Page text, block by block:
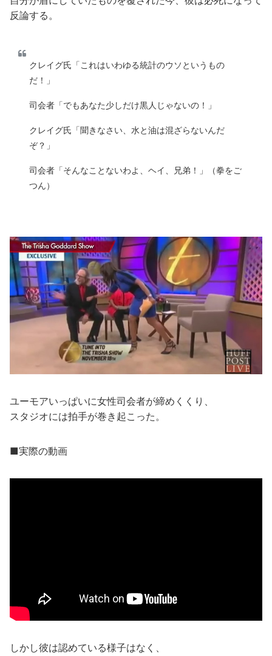
反論する。
クレイグ氏「これはいわゆる統計のウソというもの
だ！」
司会者「でもあなた少しだけ黒人じゃないの！」
クレイグ氏「聞きなさい、水と油は混ざらないんだ
ぞ？」
司会者「そんなことないわよ、ヘイ、兄弟！」（拳をご
つん）
ユーモアいっぱいに女性司会者が締めくくり、
スタジオには拍手が巻き起こった。
■実際の動画
しかし彼は認めている様子はなく、